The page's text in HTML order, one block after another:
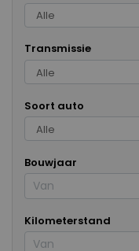
Transmissie
Soort auto
Bouwjaar
Kilometerstand